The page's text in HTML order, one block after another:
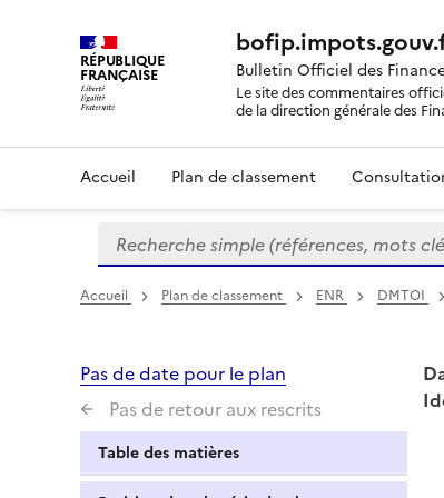
RÉPUBLIQUE
FRANÇAISE Bulletin Officiel des
Le site des commentaires
de la direction générale des
Accueil Plan de classement
Formulaire
de
recherche
Recherche simple (références, mots
Accueil Plan de classement ENR DMTOI
Pas de date pour le plan
Pas de retour aux rescrits
Table des matières